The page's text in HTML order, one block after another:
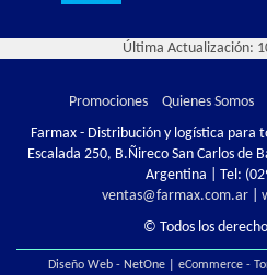
Última Actualización:
Promociones Quienes Somos
Farmax - Distribución y logística para
Escalada 250, B.Ñireco San Carlos de
Argentina | Tel:
ventas@farmax.com.ar|
© Todos los
Diseño Web - NetOne| eCommerce -